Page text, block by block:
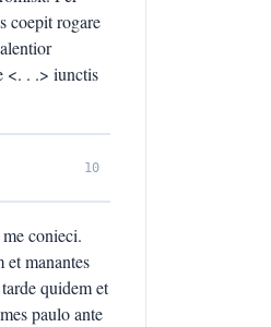
coepit rogare
<. . .> iunctis
10
conieci.
manantes
quidem et
paulo ante